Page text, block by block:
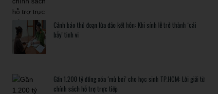
Cảnh báo thủ đoạn lừa đảo kết hôn: Khi sính lễ trở thành ‘cái
bẫy’ tinh vi
Gần 1.200 tỷ đồng xóa ‘mù bơi’ cho học sinh TP.HCM: Lời giải từ
chính sách hỗ trợ trực tiếp